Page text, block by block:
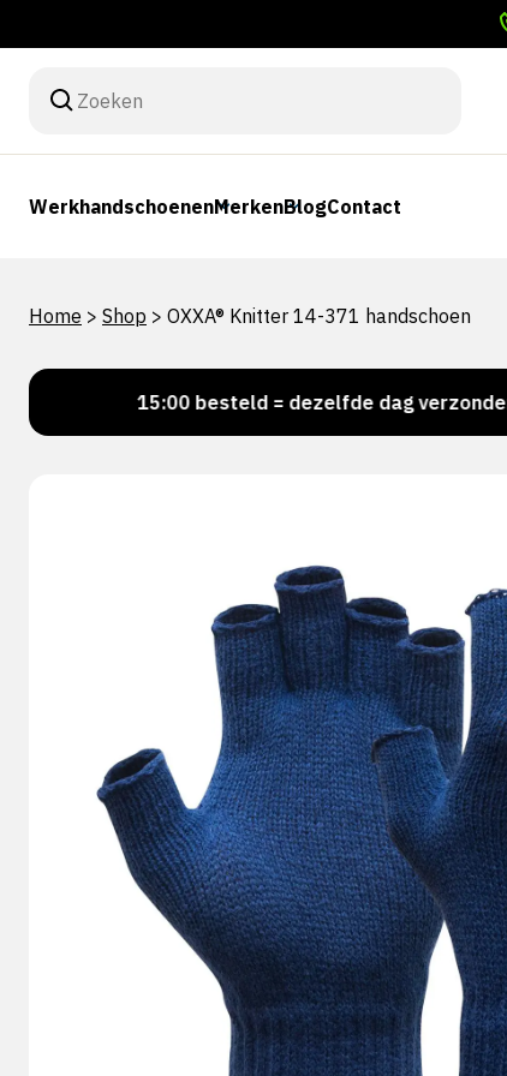
WerkhandschoenenMerkenBlogContact
Home > Shop > OXXA® Knitter 14-371 handschoen
Voor 15:00 besteld = dezelfde dag verzonden